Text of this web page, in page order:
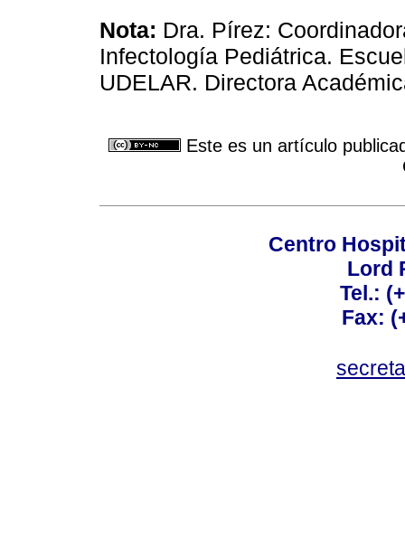
Nota: Dra. Pírez:
Infectología Pediátrica.
UDELAR. Directora
Este es un artículo
Centro
Lord
Tel.:
Fax: